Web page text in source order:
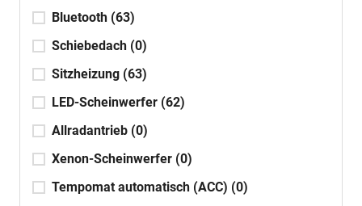
Bluetooth (63)
Schiebedach (0)
Sitzheizung (63)
LED-Scheinwerfer (62)
Allradantrieb (0)
Xenon-Scheinwerfer (0)
Tempomat automatisch (ACC) (0)